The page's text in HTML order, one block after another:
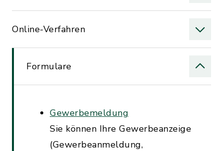
Online-Verfahren
Formulare
Gewerbemeldung
Sie können Ihre Gewerbeanzeige
(Gewerbeanmeldung,